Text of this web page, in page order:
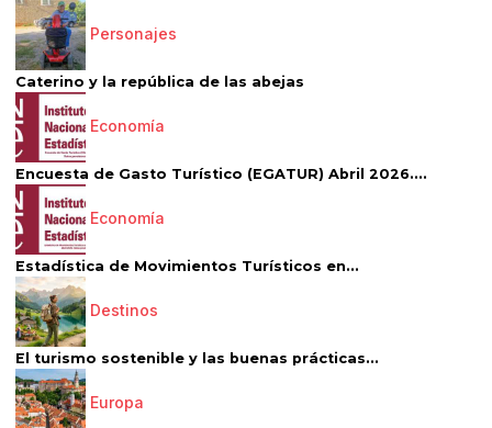
Personajes
Caterino y la república de las abejas
Economía
Encuesta de Gasto Turístico (EGATUR) Abril 2026....
Economía
Estadística de Movimientos Turísticos en...
Destinos
El turismo sostenible y las buenas prácticas...
Europa